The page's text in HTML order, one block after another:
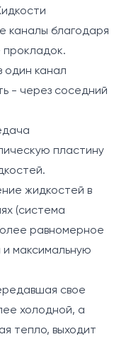
каналы благодаря
прокладок.
один канал
- через соседний
пластину
жидкостей в
(система
равномерное
максимальную
свое
холодной, а
тепло, выходит